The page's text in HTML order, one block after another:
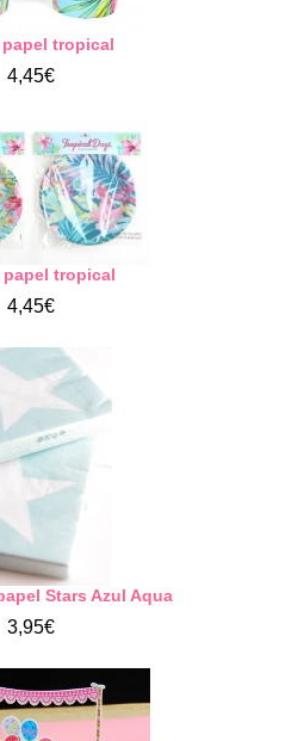
papel tropical
4,45€
papel tropical
4,45€
Stars Azul Aqua
3,95€